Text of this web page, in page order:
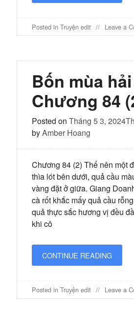
Posted in Truyện edit Leave a
Bốn mùa
Chương 84
Posted on Tháng 5 3, 2024
byAmber Hoang
Chương 84 (2) Thế nên một
thìa lót bên dưới, quả cầu
vàng đặt ở giữa. Giang
cà rốt khắc mấy quả cầu
quả thực sắc hương vị đều
khi cô
CONTINUE READING
Posted in Truyện edit Leave a